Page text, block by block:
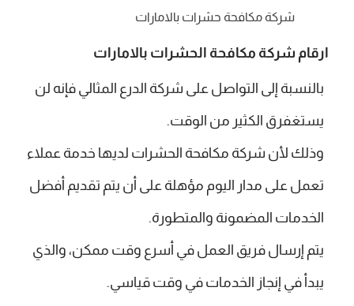
شركة مكافحة حشرات بالامارات
ارقام شركة مكافحة الحشرات بالامارات
بالنسبة إلى التواصل على شركة الدرع المثالي فإنه لن
يستغفرق الكثير من الوقت.
وذلك لأن شركة مكافحة الحشرات لديها خدمة عملاء
تعمل على مدار اليوم مؤهلة على أن يتم تقديم أفضل
الخدمات المضمونة والمتطورة.
يتم إرسال فريق العمل في أسرع وقت ممكن، والذي
يبدأ في إنجاز الخدمات في وقت قياسي.